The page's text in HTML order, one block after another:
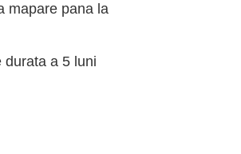
mapare pana la
durata a 5 luni